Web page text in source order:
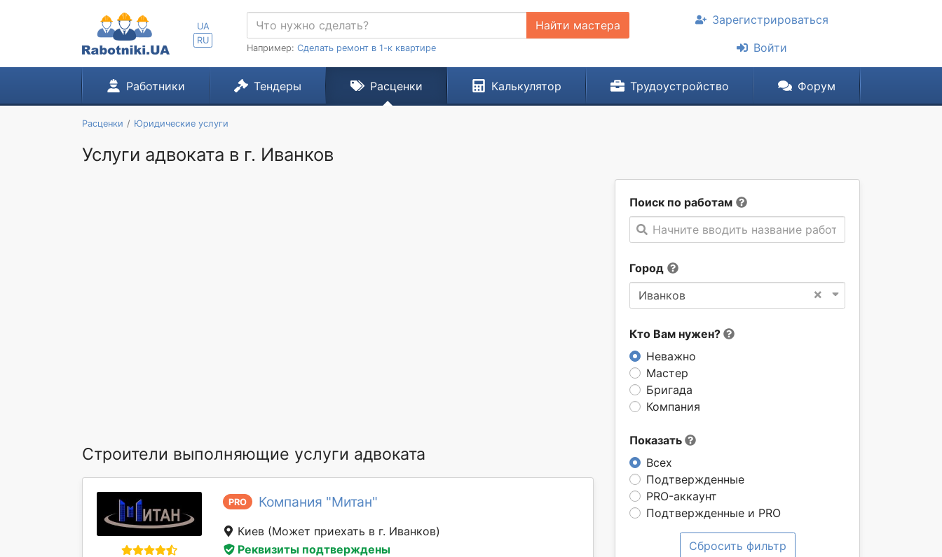
UA
RU
Найти мастера
Например: Сделать ремонт в 1-к квартире
Зарегистрироваться
Войти
Работники Тендеры Расценки Калькулятор Трудоустройство Форум
Расценки Юридические услуги
Услуги адвоката в г. Иванков
Поиск по работам
Начните вводить название работы
Город
×
Иванков
Кто Вам нужен?
Неважно
Мастер
Бригада
Компания
Показать
Всех
Подтвержденные
PRO-аккаунт
Подтвержденные и PRO
Сбросить фильтр
Строители выполняющие услуги адвоката
PRO Компания "Митан"
Киев (Может приехать в г. Иванков)
Реквизиты подтверждены